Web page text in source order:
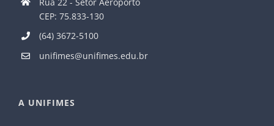
CEP: 75.833-130
(64) 3672-5100
unifimes@unifimes.edu.br
A UNIFIMES